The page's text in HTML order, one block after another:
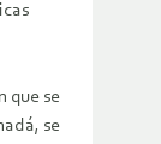
que se
se